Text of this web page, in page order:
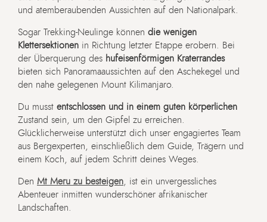
und atemberaubenden Aussichten auf den Nationalpark.
Sogar Trekking-Neulinge können die wenigen
Klettersektionen in Richtung letzter Etappe erobern. Bei
der Überquerung des hufeisenförmigen Kraterrandes
bieten sich Panoramaaussichten auf den Aschekegel und
den nahe gelegenen Mount Kilimanjaro.
Du musst entschlossen und in einem guten körperlichen
Zustand sein, um den Gipfel zu erreichen.
Glücklicherweise unterstützt dich unser engagiertes Team
aus Bergexperten, einschließlich dem Guide, Trägern und
einem Koch, auf jedem Schritt deines Weges.
Den Mt Meru zu besteigen , ist ein unvergessliches
Abenteuer inmitten wunderschöner afrikanischer
Landschaften.